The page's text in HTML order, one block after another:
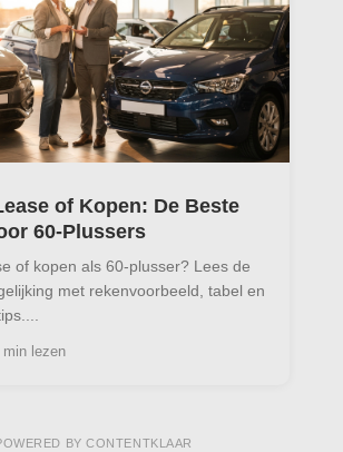
of Kopen: De Beste
60-Plussers
of kopen als 60-plusser? Lees de
met rekenvoorbeeld, tabel en
min lezen
BY CONTENTKLAAR